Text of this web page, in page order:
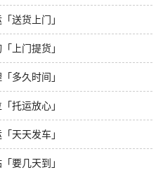
送货上门」
上门提货」
多久时间」
托运放心」
天天发车」
要几天到」